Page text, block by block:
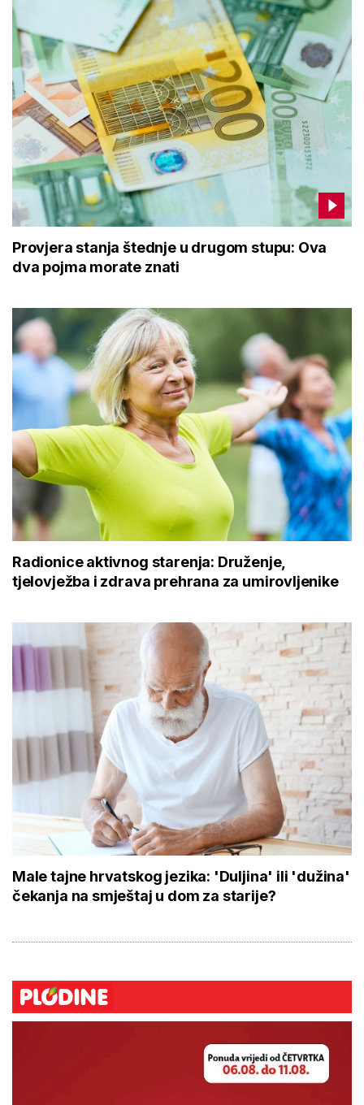
Provjera stanja štednje u drugom stupu: Ova
dva pojma morate znati
Radionice aktivnog starenja: Druženje,
tjelovježba i zdrava prehrana za umirovljenike
Male tajne hrvatskog jezika: 'Duljina' ili 'dužina'
čekanja na smještaj u dom za starije?